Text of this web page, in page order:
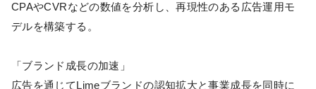
CPAやCVRなどの数値を分析し、再現性のある広告運用モ
デルを構築する。
「ブランド成長の加速」
広告を通じてLimeブランドの認知拡大と事業成長を同時に